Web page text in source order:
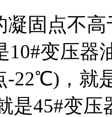
凝固点不
10#变压器
-22℃)，就
是45#变压